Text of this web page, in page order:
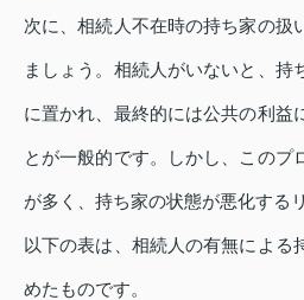
次に、相続人不在時の持ち家の扱
ましょう。相続人がいないと、持
に置かれ、最終的には公共の利益
とが一般的です。しかし、このプ
が多く、持ち家の状態が悪化する
以下の表は、相続人の有無による
めたものです。